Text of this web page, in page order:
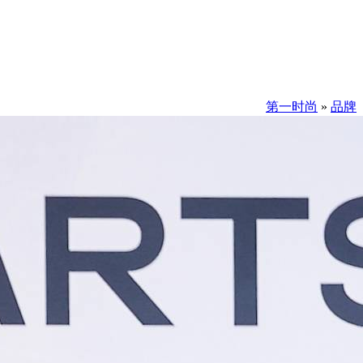
第一时尚 » 品牌